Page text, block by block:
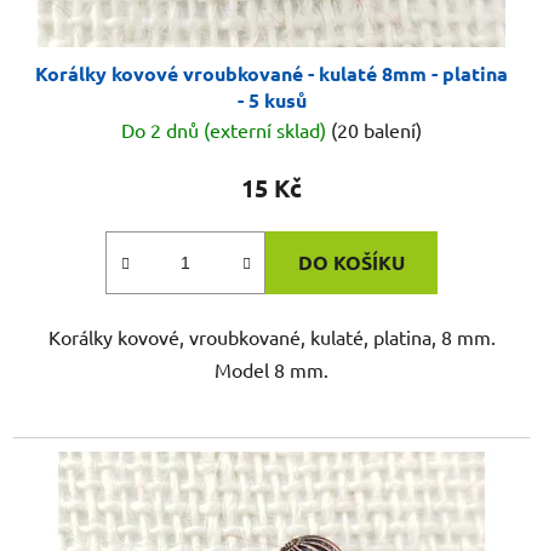
Korálky kovové vroubkované - kulaté 8mm - platina
- 5 kusů
Do 2 dnů (externí sklad) (20 balení)
15 Kč
DO KOŠÍKU
Korálky kovové, vroubkované, kulaté, platina, 8 mm.
Model 8 mm.